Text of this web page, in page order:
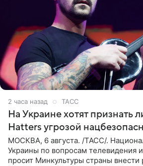
2 часа назад ТАСС
На Украине хотят признать
Hatters угрозой
МОСКВА, 6 августа. /ТАСС/.
Украины по вопросам телевидения
просит Минкультуры страны внести